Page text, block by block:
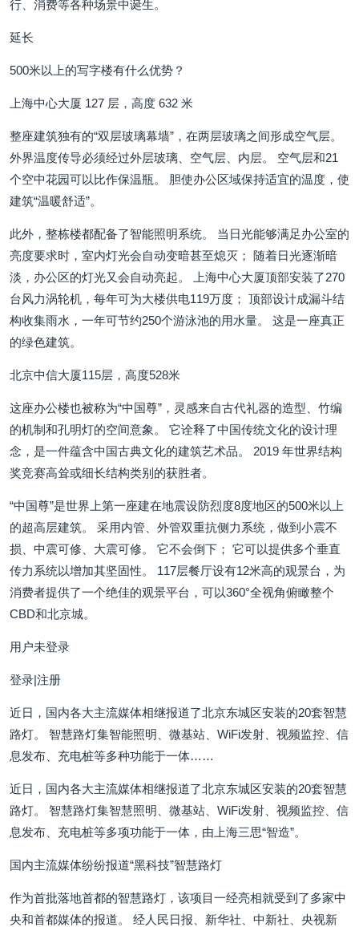
行、消费等各种场景中诞生。
延长
500米以上的写字楼有什么优势？
上海中心大厦 127 层，高度 632 米
整座建筑独有的“双层玻璃幕墙”，在两层玻璃之间形成空气层。
外界温度传导必须经过外层玻璃、空气层、内层。 空气层和21
个空中花园可以比作保温瓶。 胆使办公区域保持适宜的温度，使
建筑“温暖舒适”。
此外，整栋楼都配备了智能照明系统。 当日光能够满足办公室的
亮度要求时，室内灯光会自动变暗甚至熄灭； 随着日光逐渐暗
淡，办公区的灯光又会自动亮起。 上海中心大厦顶部安装了270
台风力涡轮机，每年可为大楼供电119万度； 顶部设计成漏斗结
构收集雨水，一年可节约250个游泳池的用水量。 这是一座真正
的绿色建筑。
北京中信大厦115层，高度528米
这座办公楼也被称为“中国尊”，灵感来自古代礼器的造型、竹编
的机制和孔明灯的空间意象。 它诠释了中国传统文化的设计理
念，是一件蕴含中国古典文化的建筑艺术品。 2019 年世界结构
奖竞赛高耸或细长结构类别的获胜者。
“中国尊”是世界上第一座建在地震设防烈度8度地区的500米以上
的超高层建筑。 采用内管、外管双重抗侧力系统，做到小震不
损、中震可修、大震可修。 它不会倒下； 它可以提供多个垂直
传力系统以增加其坚固性。 117层餐厅设有12米高的观景台，为
消费者提供了一个绝佳的观景平台，可以360°全视角俯瞰整个
CBD和北京城。
用户未登录
登录|注册
近日，国内各大主流媒体相继报道了北京东城区安装的20套智慧
路灯。 智慧路灯集智能照明、微基站、WiFi发射、视频监控、信
息发布、充电桩等多种功能于一体……
近日，国内各大主流媒体相继报道了北京东城区安装的20套智慧
路灯。 智慧路灯集智慧照明、微基站、WiFi发射、视频监控、信
息发布、充电桩等多项功能于一体，由上海三思“智造”。
国内主流媒体纷纷报道“黑科技”智慧路灯
作为首批落地首都的智慧路灯，该项目一经亮相就受到了多家中
央和首都媒体的报道。 经人民日报、新华社、中新社、央视新